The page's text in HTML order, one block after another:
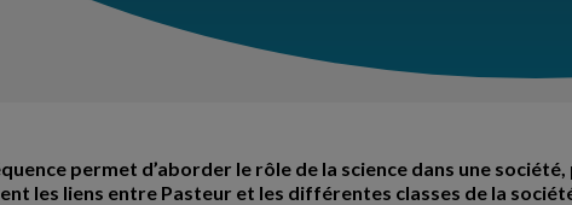
permet d’aborder le rôle de la science dans une
les liens entre Pasteur et les différentes classes de la